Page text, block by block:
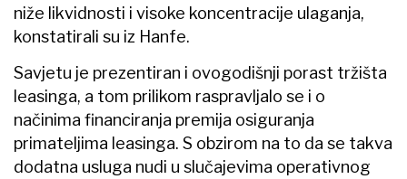
niže likvidnosti i visoke koncentracije ulaganja,
konstatirali su iz Hanfe.
Savjetu je prezentiran i ovogodišnji porast tržišta
leasinga, a tom prilikom raspravljalo se i o
načinima financiranja premija osiguranja
primateljima leasinga. S obzirom na to da se takva
dodatna usluga nudi u slučajevima operativnog